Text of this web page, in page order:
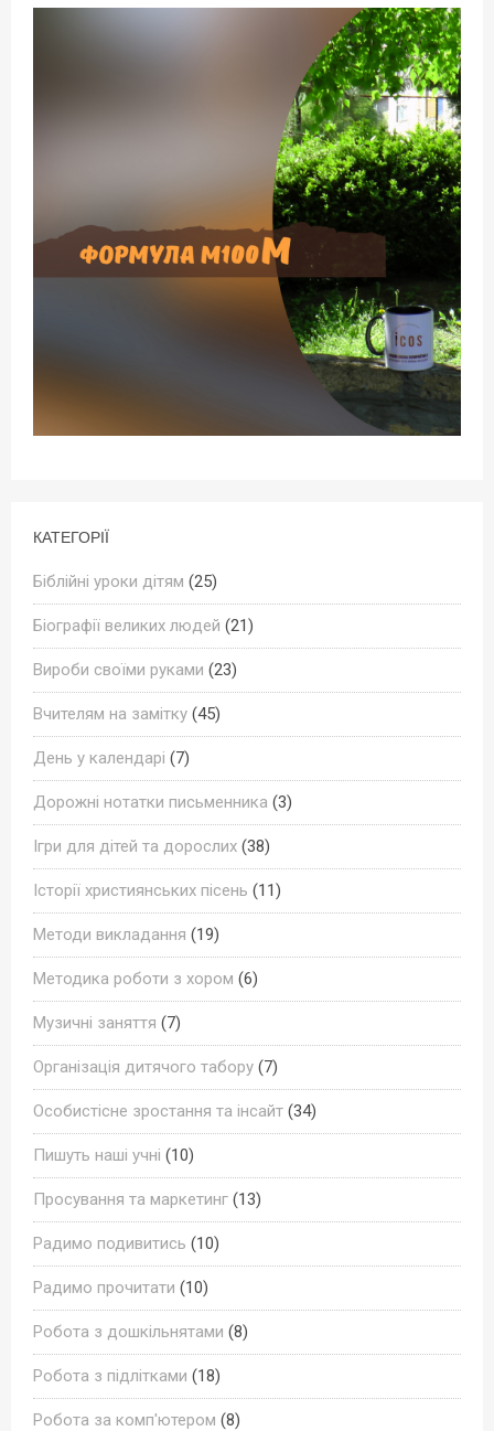
КАТЕГОРІЇ
Біблійні уроки дітям (25)
Біографії великих людей (21)
Вироби своїми руками (23)
Вчителям на замітку (45)
День у календарі (7)
Дорожні нотатки письменника (3)
Ігри для дітей та дорослих (38)
Історії християнських пісень (11)
Методи викладання (19)
Методика роботи з хором (6)
Музичні заняття (7)
Організація дитячого табору (7)
Особистісне зростання та інсайт (34)
Пишуть наші учні (10)
Просування та маркетинг (13)
Радимо подивитись (10)
Радимо прочитати (10)
Робота з дошкільнятами (8)
Робота з підлітками (18)
Робота за комп'ютером (8)